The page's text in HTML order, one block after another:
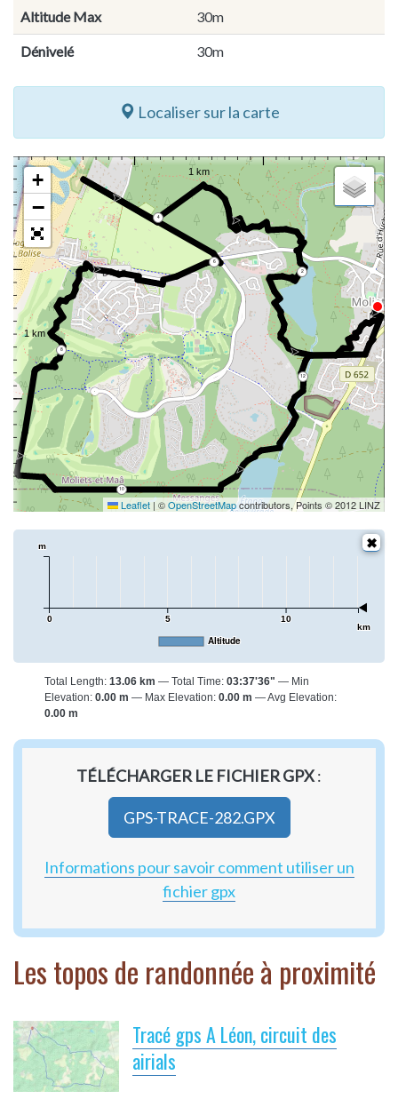
Altitude Max 30m
Dénivelé 30m
Localiser sur la carte
8
4
12
2
6
10
+
−
Leaflet | ©OpenStreetMapcontributors, Points © 2012 LINZ
0 5 10
km
m
Altitude
Total Length: 13.06 km Total Time: 03:37'36"
Min
Elevation: 0.00 m Max Elevation: 0.00 m
Avg Elevation:
0.00 m
TÉLÉCHARGER LE FICHIER GPX:
GPS-TRACE-282.GPX
Informations pour savoir comment utiliser un
fichier gpx
Les topos de randonnée à proximité
Tracé gps A Léon, circuit des
airials